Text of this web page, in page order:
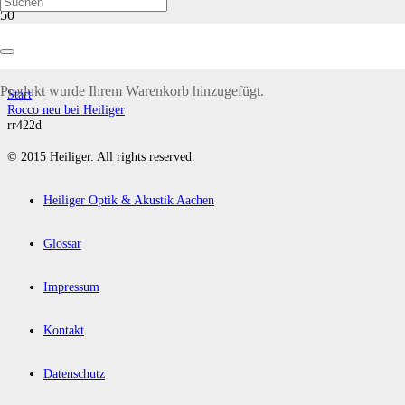
Produkt wurde Ihrem Warenkorb hinzugefügt.
rr422d
Start
Rocco neu bei Heiliger
rr422d
© 2015 Heiliger. All rights reserved.
Heiliger Optik & Akustik Aachen
Glossar
Impressum
Kontakt
Datenschutz